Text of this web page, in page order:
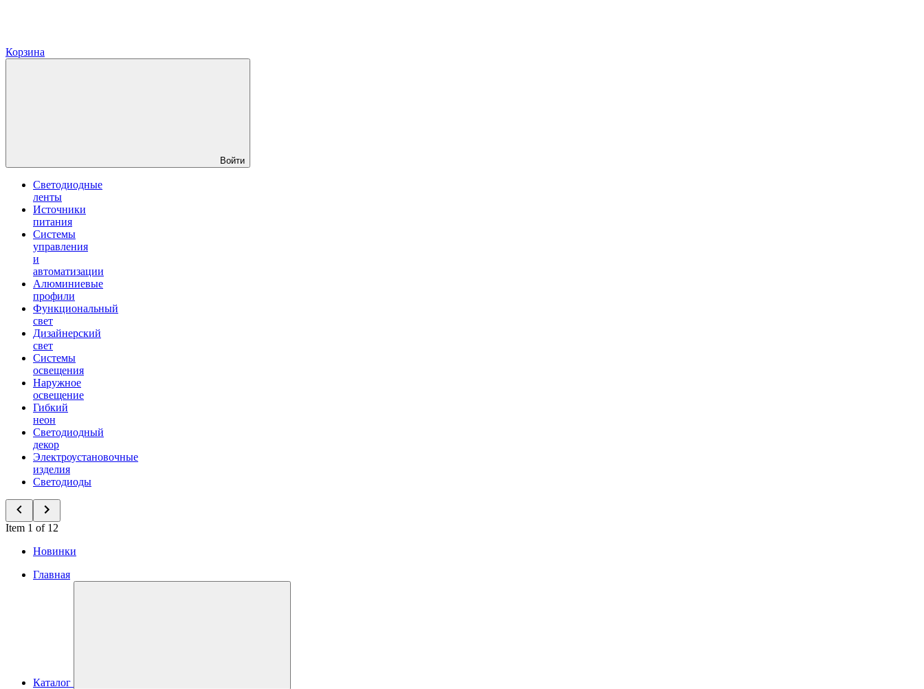
Корзина
Войти
Светодиодные
ленты
Источники
питания
Системы
управления
и
автоматизации
Алюминиевые
профили
Функциональный
свет
Дизайнерский
свет
Системы
освещения
Наружное
освещение
Гибкий
неон
Светодиодный
декор
Электроустановочные
изделия
Светодиоды
Item 1 of 12
Новинки
Главная
Каталог